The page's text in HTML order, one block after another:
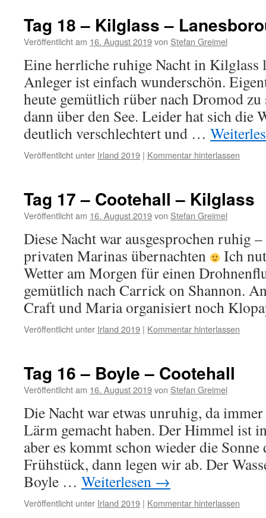
Tag 18 – Kilglass –
Veröffentlicht am 16. August 2019von Stefan Greimel
Eine herrliche ruhige Nacht in Kilglass
Anleger ist einfach wunderschön.
heute gemütlich rüber nach Dromod
dann über den See. Leider hat sich die
deutlich verschlechtert und …
Veröffentlicht unter Irland 2019 | Kommentar hinterlassen
Tag 17 – Cootehall – Kilglass
Veröffentlicht am 16. August 2019von Stefan Greimel
Diese Nacht war ausgesprochen ruhig
privaten Marinas übernachten
Ich
Wetter am Morgen für einen
gemütlich nach Carrick on Shannon.
Craft und Maria organisiert noch
Veröffentlicht unter Irland 2019 | Kommentar hinterlassen
Tag 16 – Boyle – Cootehall
Veröffentlicht am 16. August 2019von Stefan Greimel
Die Nacht war etwas unruhig, da
Lärm gemacht haben. Der Himmel ist
aber es kommt schon wieder die
Frühstück, dann legen wir ab. Der
Boyle … Weiterlesen →
Veröffentlicht unter Irland 2019 | Kommentar hinterlassen